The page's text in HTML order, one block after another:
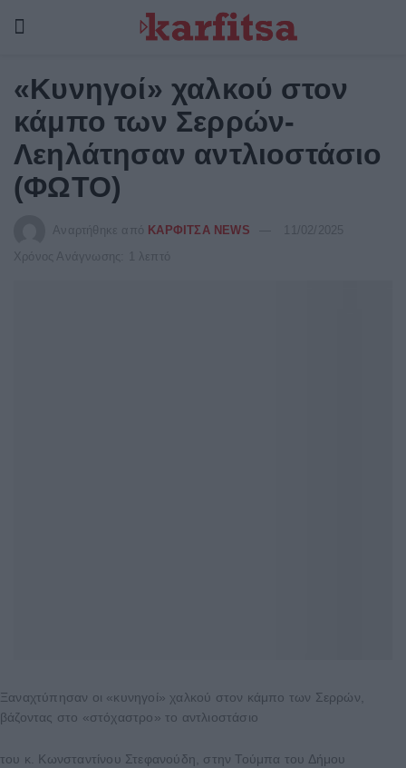
«Kυνηγοί» χαλκού στον
κάμπο των Σερρών-
Λεηλάτησαν αντλιοστάσιο
(ΦΩΤΟ)
Αναρτήθηκε από ΚΑΡΦΙΤΣΑ NEWS
11/02/2025
Χρόνος Ανάγνωσης: 1 λεπτό
Ξαναχτύπησαν οι «κυνηγοί» χαλκού στον κάμπο των Σερρών,
βάζοντας στο «στόχαστρο» το αντλιοστάσιο
του κ. Κωνσταντίνου Στεφανούδη, στην Τούμπα του Δήμου